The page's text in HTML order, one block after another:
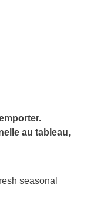
au tableau,
seasonal